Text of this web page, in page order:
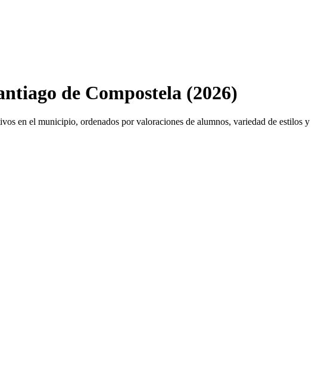
de Compostela (2026)
en el municipio, ordenados por valoraciones de alumnos, variedad de estilos y